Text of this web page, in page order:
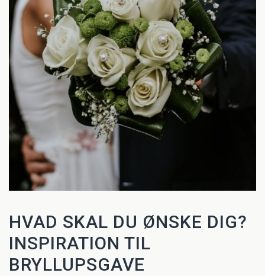
HVAD SKAL DU ØNSKE DIG?
INSPIRATION TIL
BRYLLUPSGAVE